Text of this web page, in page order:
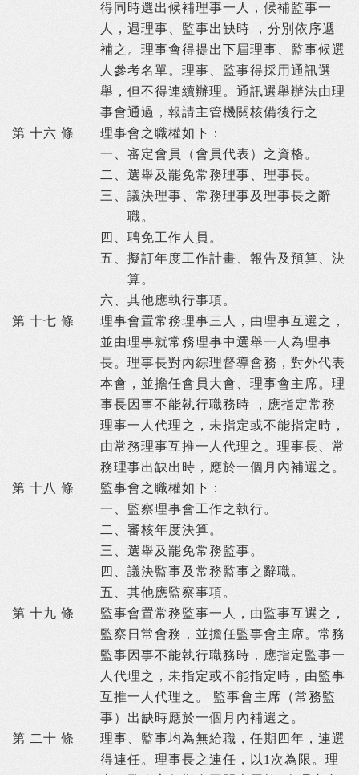
得同時選出候補理事一人，候補監事一
人，遇理事、監事出缺時 ，分別依序遞
補之。理事會得提出下屆理事、監事候選
人參考名單。理事、監事得採用通訊選
舉，但不得連續辦理。通訊選舉辦法由理
事會通過，報請主管機關核備後行之
第 十六 條
理事會之職權如下：
一、 審定會員（會員代表）之資格。
二、 選舉及罷免常務理事、理事長。
三、 議決理事、常務理事及理事長之辭
職。
四、 聘免工作人員。
五、 擬訂年度工作計畫、報告及預算、決
算。
六、 其他應執行事項。
第 十七 條
理事會置常務理事三人，由理事互選之，
並由理事就常務理事中選舉一人為理事
長。理事長對內綜理督導會務，對外代表
本會，並擔任會員大會、理事會主席。理
事長因事不能執行職務時 ，應指定常務
理事一人代理之，未指定或不能指定時，
由常務理事互推一人代理之。理事長、常
務理事出缺出時，應於一個月內補選之。
第 十八 條
監事會之職權如下：
一、 監察理事會工作之執行。
二、 審核年度決算。
三、 選舉及罷免常務監事。
四、 議決監事及常務監事之辭職。
五、 其他應監察事項。
第 十九 條
監事會置常務監事一人，由監事互選之，
監察日常會務，並擔任監事會主席。常務
監事因事不能執行職務時，應指定監事一
人代理之，未指定或不能指定時，由監事
互推一人代理之。 監事會主席（常務監
事）出缺時應於一個月內補選之。
第 二十 條
理事、監事均為無給職，任期四年，連選
得連任。理事長之連任，以1次為限。理